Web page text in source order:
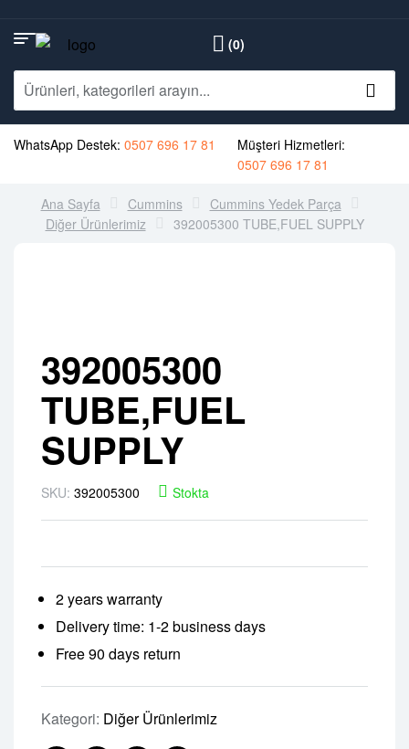
(0)
WhatsApp Destek: 0507 696 17 81
Müşteri Hizmetleri:
0507 696 17 81
Ana Sayfa Cummins
Cummins Yedek Parça
Diğer Ürünlerimiz
392005300 TUBE,FUEL SUPPLY
392005300
TUBE,FUEL
SUPPLY
SKU: 392005300 Stokta
2 years warranty
Delivery time: 1-2 business days
Free 90 days return
Kategori: Diğer Ürünlerimiz